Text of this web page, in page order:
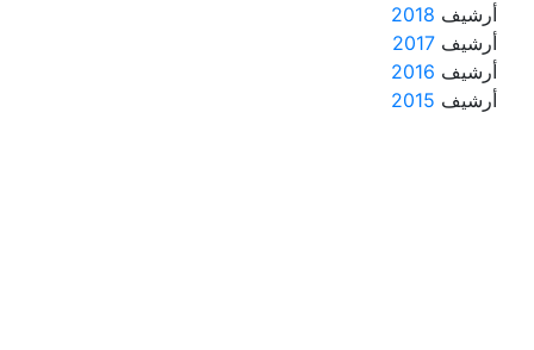
أرشيف 2018
أرشيف 2017
أرشيف 2016
أرشيف 2015